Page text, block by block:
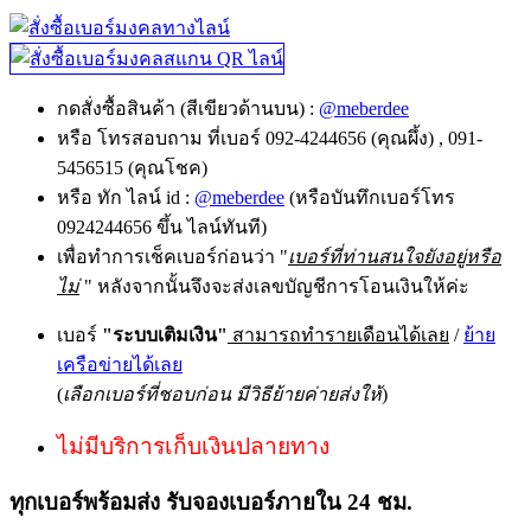
กดสั่งซื้อสินค้า (สีเขียวด้านบน) : @meberdee
หรือ โทรสอบถาม ที่เบอร์ 092-4244656 (คุณผึ้ง) , 091-
5456515 (คุณโชค)
หรือ ทัก ไลน์ id : @meberdee (หรือบันทึกเบอร์โทร
0924244656 ขึ้น ไลน์ทันที)
เพื่อทำการเช็คเบอร์ก่อนว่า "เบอร์ที่ท่านสนใจยังอยู่หรือ
ไม่" หลังจากนั้นจึงจะส่งเลขบัญชีการโอนเงินให้ค่ะ
เบอร์ "ระบบเติมเงิน" สามารถทำรายเดือนได้เลย / ย้าย
เครือข่ายได้เลย
(เลือกเบอร์ที่ชอบก่อน มีวิธีย้ายค่ายส่งให้)
ไม่มีบริการเก็บเงินปลายทาง
ทุกเบอร์พร้อมส่ง รับจองเบอร์ภายใน 24 ชม.